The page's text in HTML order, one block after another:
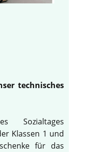
technisches
Sozialtages
Klassen 1 und
für das